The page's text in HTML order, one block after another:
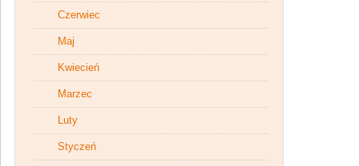
Czerwiec
Maj
Kwiecień
Marzec
Luty
Styczeń